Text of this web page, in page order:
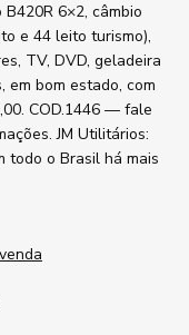
6×2, câmbio
e 44 leito turismo),
TV, DVD, geladeira
em bom estado, com
COD.1446 — fale
JM Utilitários:
todo o Brasil há mais